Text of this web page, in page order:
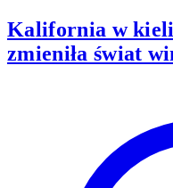
Kalifornia w
zmieniła świat